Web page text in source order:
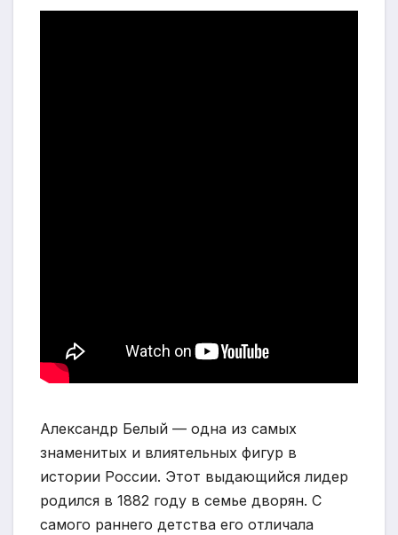
Александр Белый — одна из самых
знаменитых и влиятельных фигур в
истории России. Этот выдающийся лидер
родился в 1882 году в семье дворян. С
самого раннего детства его отличала